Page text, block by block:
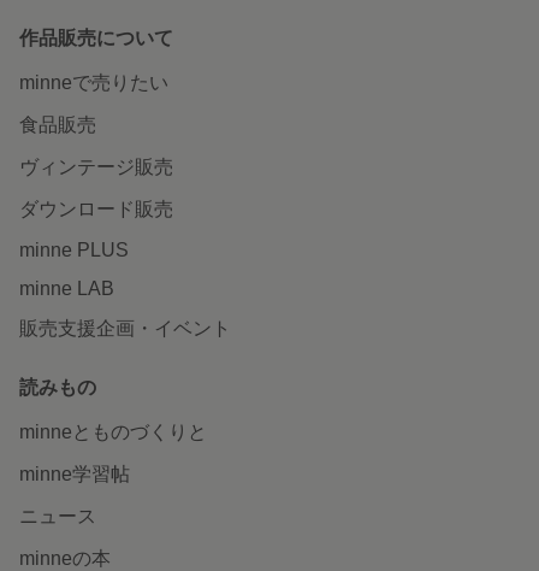
作品販売について
minneで売りたい
食品販売
ヴィンテージ販売
ダウンロード販売
minne PLUS
minne LAB
販売支援企画・イベント
読みもの
minneとものづくりと
minne学習帖
ニュース
minneの本